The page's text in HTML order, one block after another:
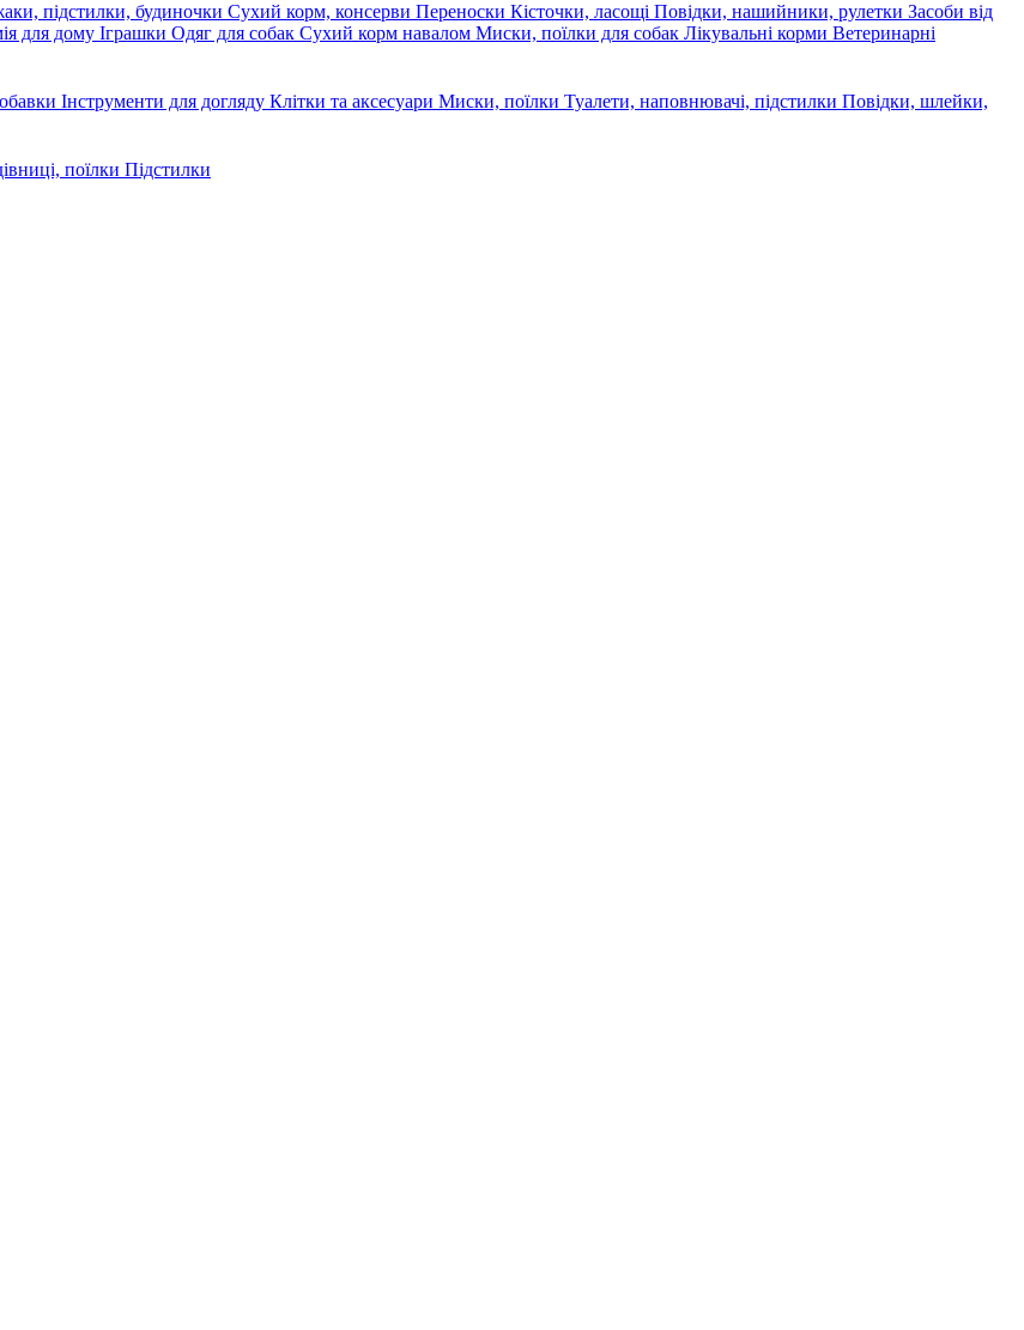
підстилки, будиночки Сухий корм, консерви Переноски Кісточки, ласощі Повідки, нашийники, рулетки Засоби від
для дому Іграшки Одяг для собак Сухий корм навалом Миски, поїлки для собак Лікувальні корми Ветеринарні
Інструменти для догляду Клітки та аксесуари Миски, поїлки Туалети, наповнювачі, підстилки Повідки, шлейки,
поїлки Підстилки